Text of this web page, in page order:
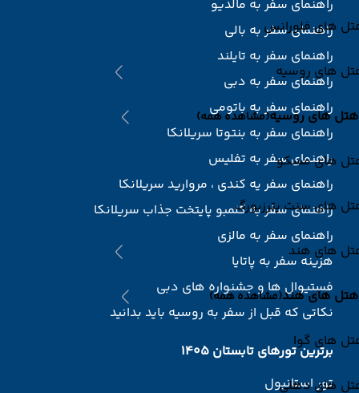
های فلورانس
های روسیه
هتل های روسیه(مشاهده همه)
های مسکو
های سنت پترزبورگ
های هند
هتل های هند(مشاهده همه)
های گوا
های دهلی
راهنمای سفر به مالدیو
راهنمای سفر به بالی
راهنمای سفر به تایلند
راهنمای سفر به دبی
راهنمای سفر به باتومی
راهنمای سفر به بنتوتا سریلانکا
راهنمای سفر به تفلیس
راهنمای سفر یه کندی ، مروارید سریلانکا
راهنمای سفر به کلمبو پایتخت جذاب سریلانکا
راهنمای سفر به مالزی
هزینه سفر به پاتایا
فستیوال ها و جشنواره های دبی
نکاتی که قبل از سفر به روسیه باید بدانید
برترین تورهای تابستان 1405
تور استانبول